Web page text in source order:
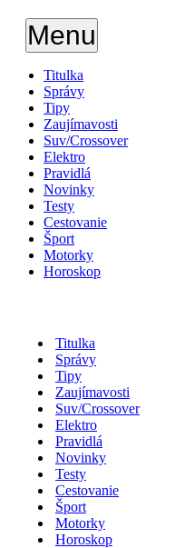
Menu
Titulka
Správy
Tipy
Zaujímavosti
Suv/Crossover
Elektro
Pravidlá
Novinky
Testy
Cestovanie
Šport
Motorky
Horoskop
Titulka
Správy
Tipy
Zaujímavosti
Suv/Crossover
Elektro
Pravidlá
Novinky
Testy
Cestovanie
Šport
Motorky
Horoskop